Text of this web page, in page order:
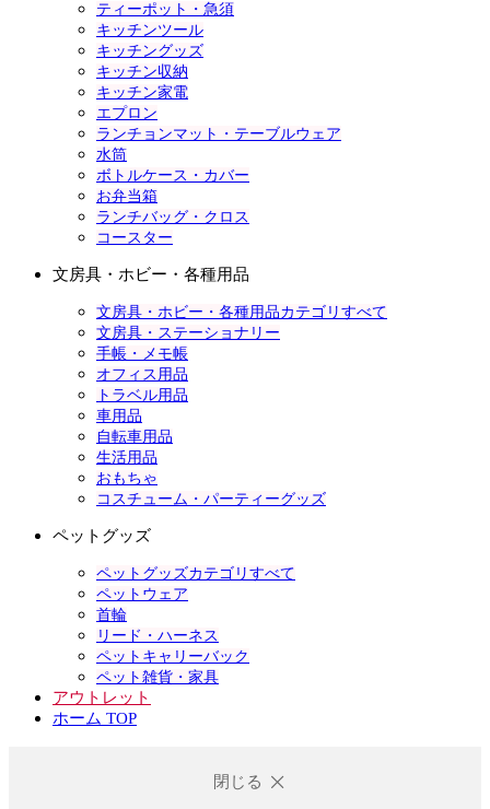
ティーポット・急須
キッチンツール
キッチングッズ
キッチン収納
キッチン家電
エプロン
ランチョンマット・テーブルウェア
水筒
ボトルケース・カバー
お弁当箱
ランチバッグ・クロス
コースター
文房具・ホビー・各種用品
文房具・ホビー・各種用品カテゴリすべて
文房具・ステーショナリー
手帳・メモ帳
オフィス用品
トラベル用品
車用品
自転車用品
生活用品
おもちゃ
コスチューム・パーティーグッズ
ペットグッズ
ペットグッズカテゴリすべて
ペットウェア
首輪
リード・ハーネス
ペットキャリーバック
ペット雑貨・家具
アウトレット
ホーム TOP
閉じる